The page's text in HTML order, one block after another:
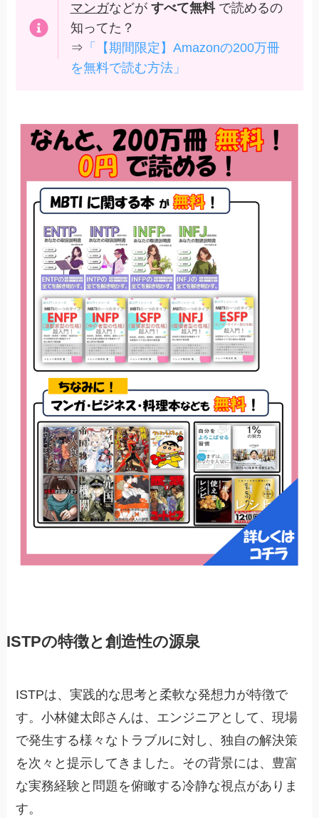
マンガなどが すべて無料で読めるの
知ってた？
⇒ 「【期間限定】Amazonの200万冊
を無料で読む方法」
ISTPの特徴と創造性の源泉
ISTPは、実践的な思考と柔軟な発想力が特徴で
す。小林健太郎さんは、エンジニアとして、現場
で発生する様々なトラブルに対し、独自の解決策
を次々と提示してきました。その背景には、豊富
な実務経験と問題を俯瞰する冷静な視点がありま
す。